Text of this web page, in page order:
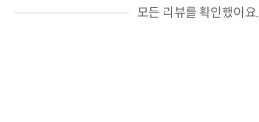
모든 리뷰를 확인했어요.